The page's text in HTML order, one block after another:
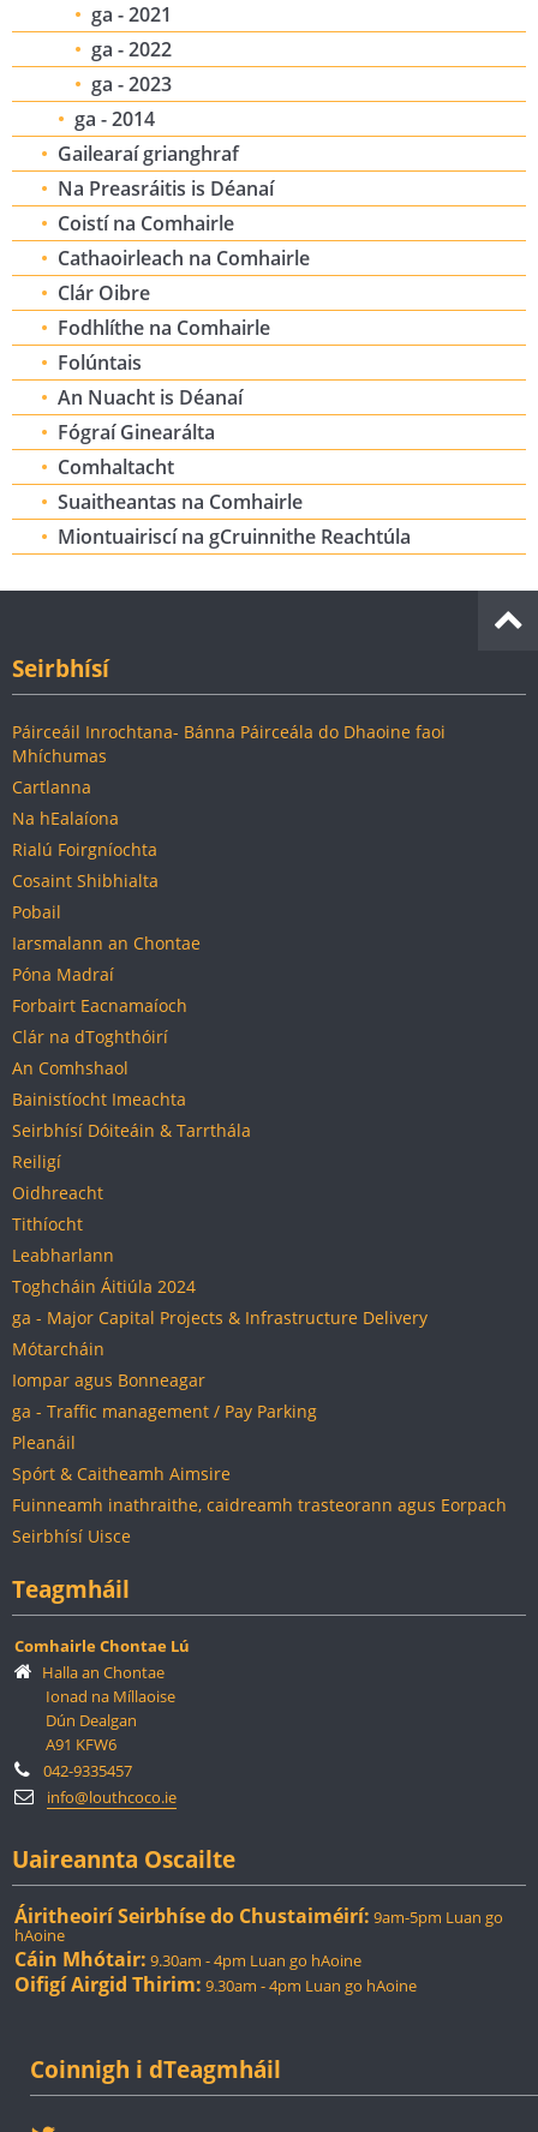
ga - 2021
ga - 2022
ga - 2023
ga - 2014
Gailearaí grianghraf
Na Preasráitis is Déanaí
Coistí na Comhairle
Cathaoirleach na Comhairle
Clár Oibre
Fodhlíthe na Comhairle
Folúntais
An Nuacht is Déanaí
Fógraí Ginearálta
Comhaltacht
Suaitheantas na Comhairle
Miontuairiscí na gCruinnithe Reachtúla
Seirbhísí
Páirceáil Inrochtana- Bánna Páirceála do Dhaoine faoi
Mhíchumas
Cartlanna
Na hEalaíona
Rialú Foirgníochta
Cosaint Shibhialta
Pobail
Iarsmalann an Chontae
Póna Madraí
Forbairt Eacnamaíoch
Clár na dToghthóirí
An Comhshaol
Bainistíocht Imeachta
Seirbhísí Dóiteáin & Tarrthála
Reiligí
Oidhreacht
Tithíocht
Leabharlann
Toghcháin Áitiúla 2024
ga - Major Capital Projects & Infrastructure Delivery
Mótarcháin
Iompar agus Bonneagar
ga - Traffic management / Pay Parking
Pleanáil
Spórt & Caitheamh Aimsire
Fuinneamh inathraithe, caidreamh trasteorann agus Eorpach
Seirbhísí Uisce
Teagmháil
Comhairle Chontae Lú
Halla an Chontae
Ionad na Míllaoise
Dún Dealgan
A91 KFW6
042-9335457
info@louthcoco.ie
Uaireannta Oscailte
Áiritheoirí Seirbhíse do Chustaiméirí: 9am-5pm Luan go
hAoine
Cáin Mhótair: 9.30am - 4pm Luan go hAoine
Oifigí Airgid Thirim: 9.30am - 4pm Luan go hAoine
Coinnigh i dTeagmháil